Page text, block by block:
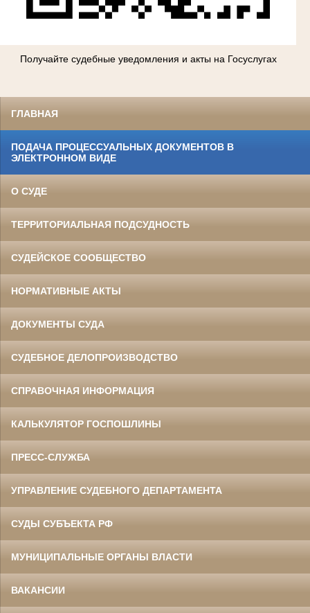
Получайте судебные уведомления и акты на Госуслугах
ГЛАВНАЯ
ПОДАЧА ПРОЦЕССУАЛЬНЫХ ДОКУМЕНТОВ В
ЭЛЕКТРОННОМ ВИДЕ
О СУДЕ
ТЕРРИТОРИАЛЬНАЯ ПОДСУДНОСТЬ
СУДЕЙСКОЕ СООБЩЕСТВО
НОРМАТИВНЫЕ АКТЫ
ДОКУМЕНТЫ СУДА
СУДЕБНОЕ ДЕЛОПРОИЗВОДСТВО
СПРАВОЧНАЯ ИНФОРМАЦИЯ
КАЛЬКУЛЯТОР ГОСПОШЛИНЫ
ПРЕСС-СЛУЖБА
УПРАВЛЕНИЕ СУДЕБНОГО ДЕПАРТАМЕНТА
СУДЫ СУБЪЕКТА РФ
МУНИЦИПАЛЬНЫЕ ОРГАНЫ ВЛАСТИ
ВАКАНСИИ